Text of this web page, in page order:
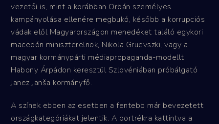
vezetői is, mint a korábban Orbán személyes
kampányolása ellenére megbukó, később a korrupciós
vádak elől Magyarországon menedéket találó egykori
macedón miniszterelnök, Nikola Gruevszki, vagy a
magyar kormánypárti médiapropaganda-modellt
Habony Árpádon keresztül Szlovéniában próbálgató
Janez Janša kormányfő.
A színek ebben az esetben a fentebb már bevezetett
országkategóriákat jelentik. A portrékra kattintva a